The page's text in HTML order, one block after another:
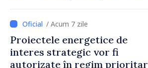
/ Acum 7 zile
Proiectele energetice de
interes strategic vor fi
autorizate în regim prioritar